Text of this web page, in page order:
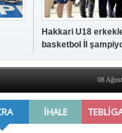
Hakkari U18
basketbol İl
oldu
08